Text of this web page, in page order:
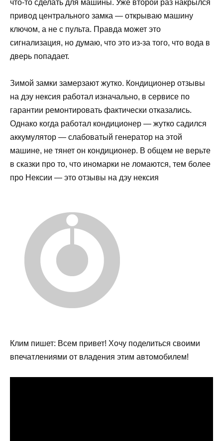
что-то сделать для машины. Уже второй раз накрылся
привод центрального замка — открываю машину
ключом, а не с пульта. Правда может это
сигнализация, но думаю, что это из-за того, что вода в
дверь попадает.
Зимой замки замерзают жутко. Кондиционер отзывы
на дэу нексия работал изначально, в сервисе по
гарантии ремонтировать фактически отказались.
Однако когда работал кондиционер — жутко садился
аккумулятор — слабоватый генератор на этой
машине, не тянет он кондиционер. В общем не верьте
в сказки про то, что иномарки не ломаются, тем более
про Нексии — это отзывы на дэу нексия
Клим пишет: Всем привет! Хочу поделиться своими
впечатлениями от владения этим автомобилем!